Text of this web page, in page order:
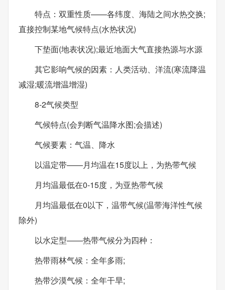
特点：双重性质——各纬度、海陆之间水热交换;
直接控制某地气候特点(水热状况)
下垫面(地表状况);最近地面大气直接热源与水源
其它影响气候的因素：人类活动、洋流(寒流降温
减湿;暖流增温增湿)
8-2气候类型
气候特点(会判断气温降水图;会描述)
气候要素：气温、降水
以温定带——月均温在15度以上，为热带气候
月均温最低在0-15度，为亚热带气候
月均温最低在0以下，温带气候(温带海洋性气候
除外)
以水定型——热带气候分为四种：
热带雨林气候：全年多雨;
热带沙漠气候：全年干旱;